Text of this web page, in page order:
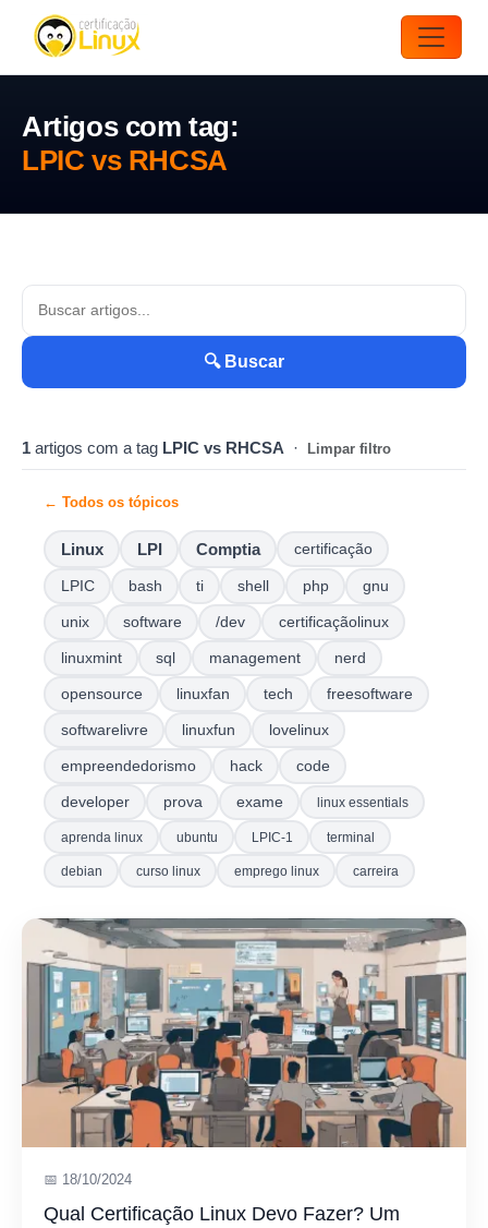
Artigos com tag:
LPIC vs RHCSA
🔍 Buscar
1 artigos com a tag LPIC vs RHCSA · Limpar filtro
← Todos os tópicos
Linux LPI Comptia certificação
LPIC bash ti shell php gnu
unix software /dev certificaçãolinux
linuxmint sql management nerd
opensource linuxfan tech freesoftware
softwarelivre linuxfun lovelinux
empreendedorismo hack code
developer prova exame linux essentials
aprenda linux ubuntu LPIC-1 terminal
debian curso linux emprego linux carreira
📅 18/10/2024
Qual Certificação Linux Devo Fazer? Um